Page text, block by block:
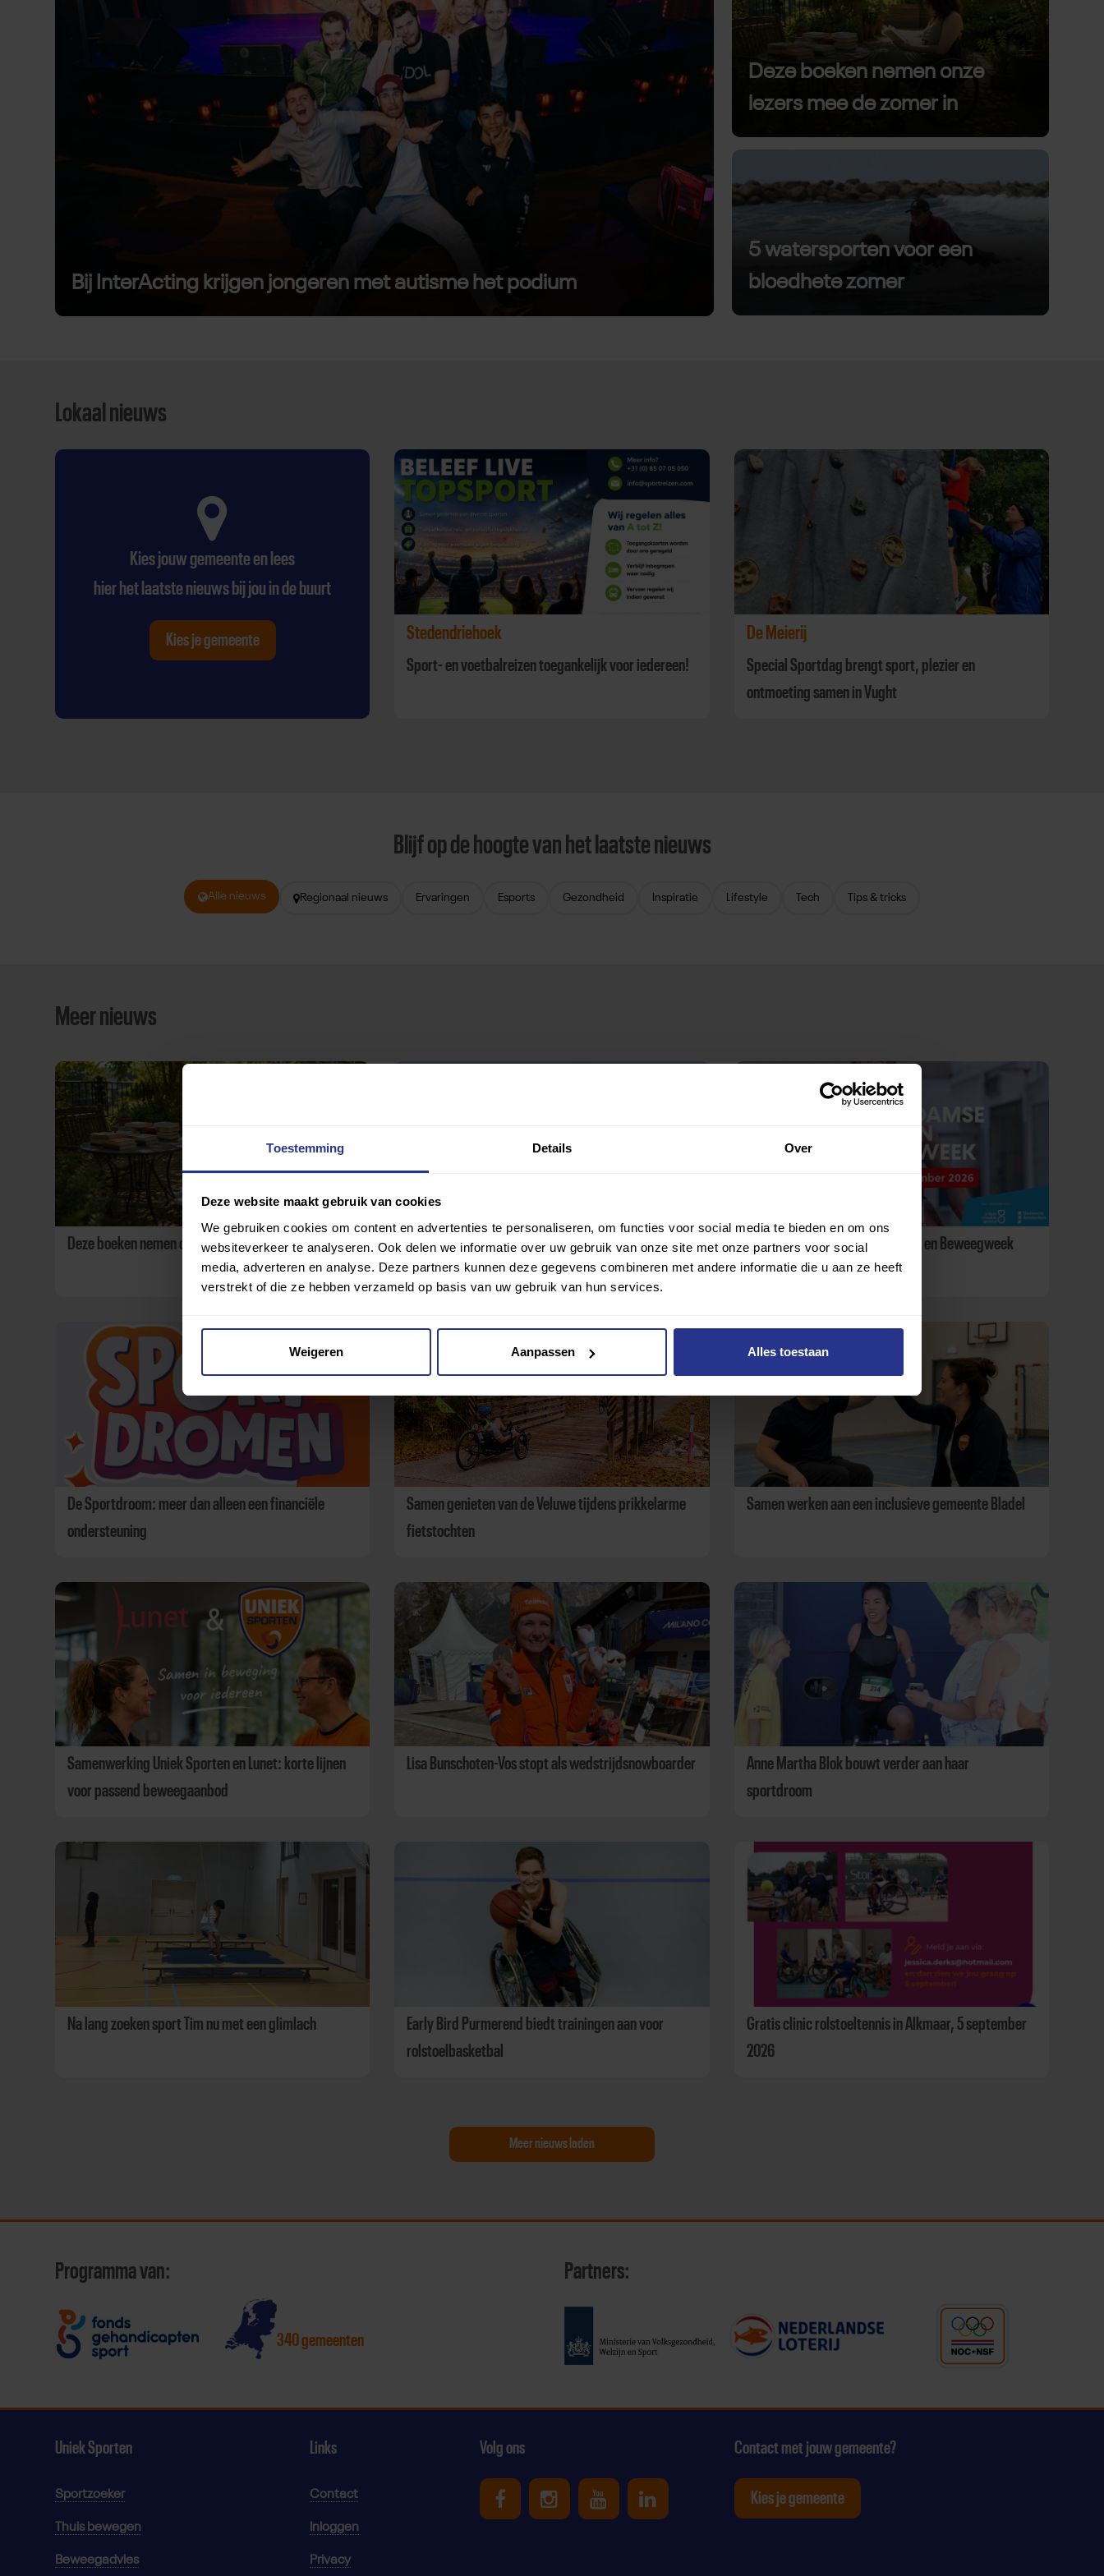
Toestemming Details Over
Deze website maakt gebruik van cookies
We gebruiken cookies om content en advertenties te personaliseren, om functies voor social media te bieden en om ons
websiteverkeer te analyseren. Ook delen we informatie over uw gebruik van onze site met onze partners voor social
media, adverteren en analyse. Deze partners kunnen deze gegevens combineren met andere informatie die u aan ze heeft
verstrekt of die ze hebben verzameld op basis van uw gebruik van hun services.
Weigeren Aanpassen Alles toestaan
Bij InterActing krijgen jongeren met autisme het podium
Deze boeken nemen onze
lezers mee de zomer in
5 watersporten voor een
bloedhete zomer
Lokaal nieuws
Kies jouw gemeente en lees
hier het laatste nieuws bij jou in de buurt
Kies je gemeente Stedendriehoek
Sport- en voetbalreizen toegankelijk voor iedereen!
De Meierij
Special Sportdag brengt sport, plezier en
ontmoeting samen in Vught
Blijf op de hoogte van het laatste nieuws
Alle nieuws Regionaal nieuws Ervaringen Esports Gezondheid Inspiratie Lifestyle Tech Tips & tricks
Meer nieuws
Deze boeken nemen onze lezers mee de zomer in 5 watersporten voor een bloedhete zomer
Ontdek de Amsterdamse Sport- en Beweegweek
2026
De Sportdroom: meer dan alleen een financiële
ondersteuning
Samen genieten van de Veluwe tijdens prikkelarme
fietstochten
Samen werken aan een inclusieve gemeente Bladel
Samenwerking Uniek Sporten en Lunet: korte lijnen
voor passend beweegaanbod
Lisa Bunschoten-Vos stopt als wedstrijdsnowboarder
Anne Martha Blok bouwt verder aan haar
sportdroom
Na lang zoeken sport Tim nu met een glimlach
Early Bird Purmerend biedt trainingen aan voor
rolstoelbasketbal
Gratis clinic rolstoeltennis in Alkmaar, 5 september
2026
Meer nieuws laden
Programma van:
340 gemeenten
Partners:
Uniek Sporten
Sportzoeker
Thuis bewegen
Beweegadvies
Links
Contact
Inloggen
Privacy
Volg ons
Uniek Sporten op Facebook
Uniek Sporten op Instagram
Uniek Sporten op Youtube
Uniek Sporten op Linkedin
Contact met jouw gemeente?
Kies je gemeente